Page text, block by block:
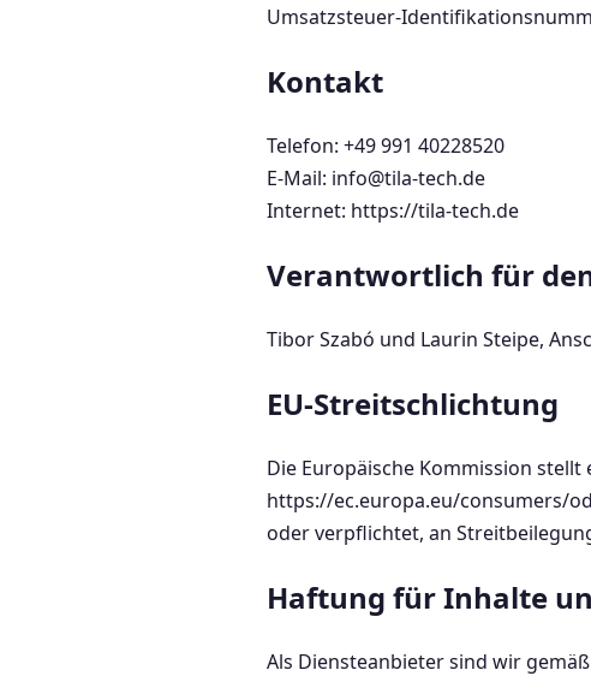
Umsatzsteuer-
Kontakt
Telefon: +49 991 40228520
E-Mail: info@tila-tech.de
Internet: https://tila-tech.de
Verantwortlich für
Tibor Szabó und Laurin Steipe,
EU-Streitschlichtung
Die Europäische Kommission
https://ec.europa.eu/consumers/
oder verpflichtet, an
Haftung für Inhalte
Als Diensteanbieter sind wir